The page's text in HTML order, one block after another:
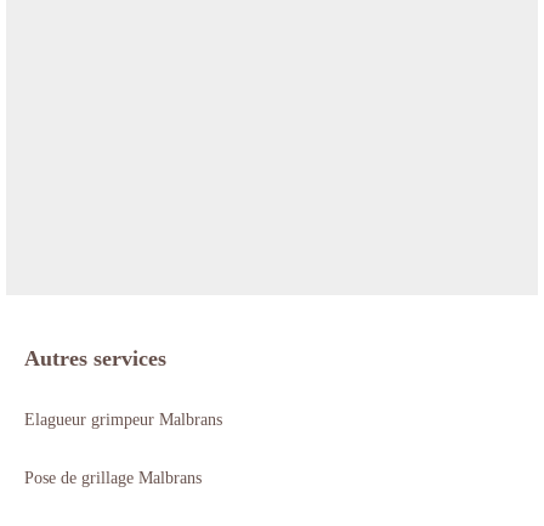
Autres services
Elagueur grimpeur Malbrans
Pose de grillage Malbrans